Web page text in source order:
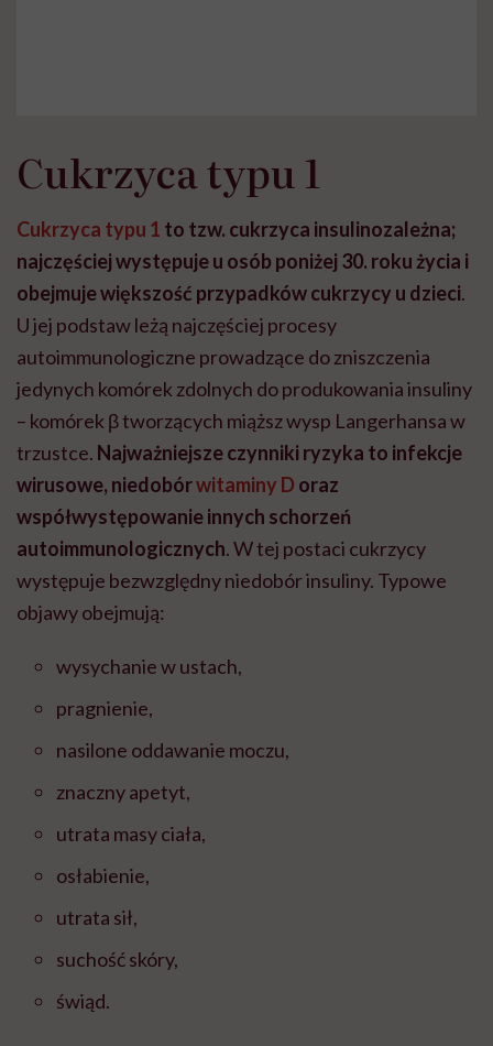
Cukrzyca typu 1
Cukrzyca typu 1 to tzw. cukrzyca insulinozależna;
najczęściej występuje u osób poniżej 30. roku życia i
obejmuje większość przypadków cukrzycy u dzieci.
U jej podstaw leżą najczęściej procesy
autoimmunologiczne prowadzące do zniszczenia
jedynych komórek zdolnych do produkowania insuliny
– komórek βtworzących miąższ wysp Langerhansa w
trzustce. Najważniejsze czynniki ryzyka to infekcje
wirusowe, niedobórwitaminy D oraz
współwystępowanie innych schorzeń
autoimmunologicznych. W tej postaci cukrzycy
występuje bezwzględny niedobór insuliny. Typowe
objawy obejmują:
wysychanie w ustach,
pragnienie,
nasilone oddawanie moczu,
znaczny apetyt,
utrata masy ciała,
osłabienie,
utrata sił,
suchość skóry,
świąd.